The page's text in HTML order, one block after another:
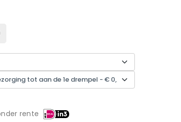
rente